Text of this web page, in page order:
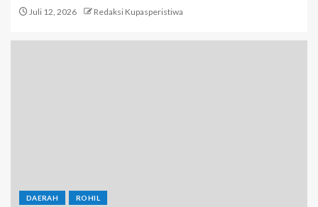
Juli 12, 2026 Redaksi Kupasperistiwa
DAERAH ROHIL